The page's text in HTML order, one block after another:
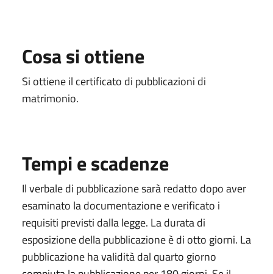
Cosa si ottiene
Si ottiene il certificato di pubblicazioni di
matrimonio.
Tempi e scadenze
Il verbale di pubblicazione sarà redatto dopo aver
esaminato la documentazione e verificato i
requisiti previsti dalla legge. La durata di
esposizione della pubblicazione è di otto giorni. La
pubblicazione ha validità dal quarto giorno